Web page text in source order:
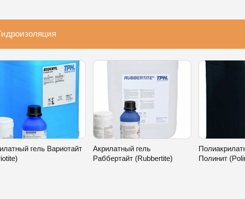
гель Вариотайт
Акрилатный гель
Раббертайт (Rubbertite)
Полинит